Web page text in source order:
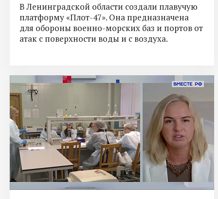
В Ленинградской области создали плавучую
платформу «Плот-47». Она предназначена
для обороны военно-морских баз и портов от
атак с поверхности воды и с воздуха.